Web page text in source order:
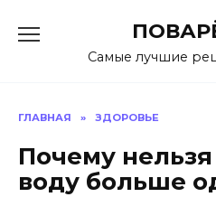
содержаниюСамые лучшие
ГЛАВНАЯ » ЗДОРОВЬЕ
Почему
воду больше